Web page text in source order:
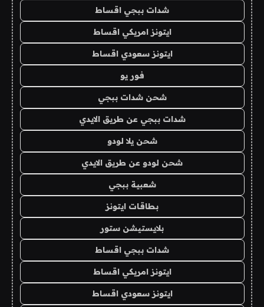
شدات ببجي اقساط
ايتونز امريكي اقساط
ايتونز سعودي اقساط
فور يو
شحن شدات ببجي
شدات ببجي عن طريق الايدي
شحن يلا لودو
شحن لودو عن طريق الايدي
شعبية ببجي
بطاقات ايتونز
بلايستيشن ستور
شدات ببجي اقساط
ايتونز امريكي اقساط
ايتونز سعودي اقساط